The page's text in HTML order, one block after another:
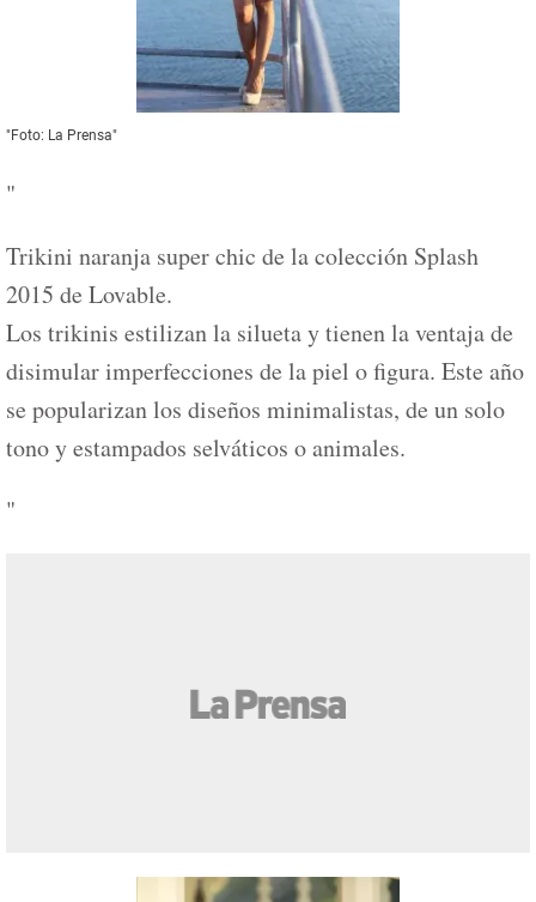
"Foto: La Prensa"
"
Trikini naranja super chic de la colección Splash
2015 de Lovable.
Los trikinis estilizan la silueta y tienen la ventaja de
disimular imperfecciones de la piel o figura. Este año
se popularizan los diseños minimalistas, de un solo
tono y estampados selváticos o animales.
"